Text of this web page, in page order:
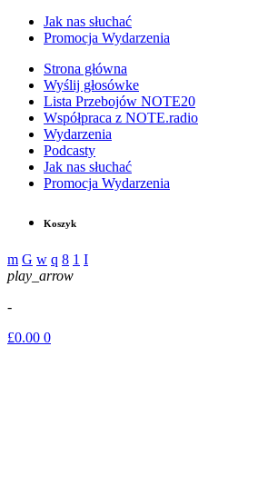
Jak nas słuchać
Promocja Wydarzenia
Strona główna
Wyślij głosówke
Lista Przebojów NOTE20
Współpraca z NOTE.radio
Wydarzenia
Podcasty
Jak nas słuchać
Promocja Wydarzenia
Koszyk
play_arrow
-
£0.00 0